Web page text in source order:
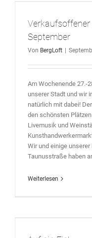
Verkaufsoffener
September
Von BergLoft |
Am Wochenende 27.-
unserer Stadt und wir
natürlich mit dabei!
den schönsten
Livemusik und
Wir und einige
Taunusstraße haben
Weiterlesen